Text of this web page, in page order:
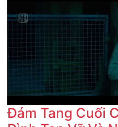
Đám Tang Cuối